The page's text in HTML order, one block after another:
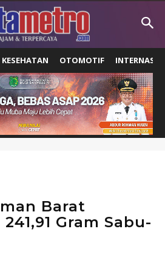
KESEHATAN OTOMOTIF
Barat
Gram Sabu-